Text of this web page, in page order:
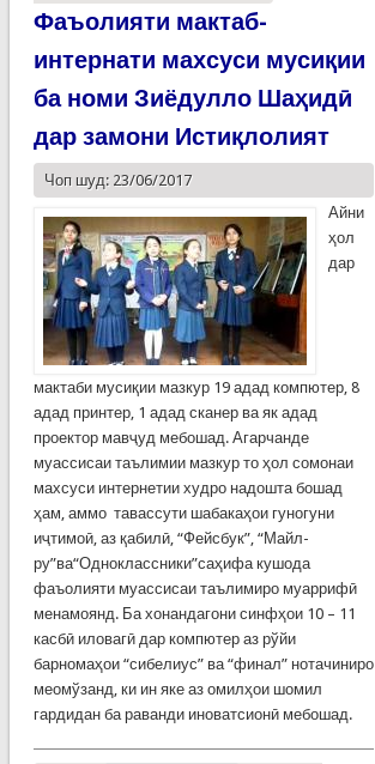
Фаъолияти мактаб-
интернати махсуси мусиқии
ба номи Зиёдулло Шаҳидӣ
дар замони Истиқлолият
Чоп шуд: 23/06/2017
Айни
ҳол
дар
мактаби мусиқии мазкур 19 адад компютер, 8
адад принтер, 1 адад сканер ва як адад
проектор мавҷуд мебошад. Агарчанде
муассисаи таълимии мазкур то ҳол сомонаи
махсуси интернетии худро надошта бошад
ҳам, аммо тавассути шабакаҳои гуногуни
иҷтимоӣ, аз қабилӣ, “Фейсбук”, “Майл-
ру”ва“Одноклассники”саҳифа кушода
фаъолияти муассисаи таълимиро муаррифӣ
менамоянд. Ба хонандагони синфҳои 10 – 11
касбӣ иловагӣ дар компютер аз рўйи
барномаҳои “сибелиус” ва “финал” нотачиниро
меомўзанд, ки ин яке аз омилҳои шомил
гардидан ба раванди иноватсионӣ мебошад.